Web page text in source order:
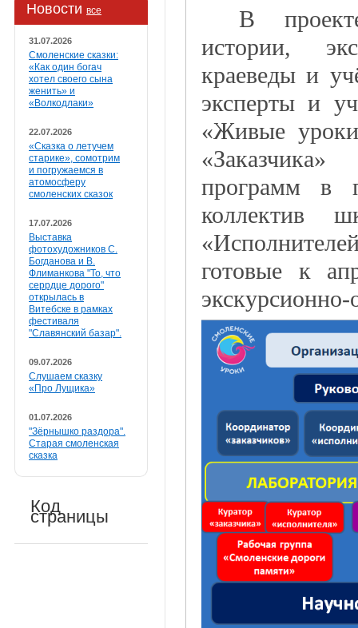
Новости все
31.07.2026
Смоленские сказки:
«Как один богач
хотел своего сына
женить» и
«Волкодлаки»
22.07.2026
«Сказка о летучем
старике», сомотрим
и погружаемся в
атомосферу
смоленских сказок
17.07.2026
Выставка
фотохудожников С.
Богданова и В.
Флиманкова "То, что
серрдце дорого"
открылась в
Витебске в рамках
фестиваля
"Славянский базар".
09.07.2026
Слушаем сказку
«Про Лущика»
01.07.2026
"Зёрнышко раздора".
Старая смоленская
сказка
Код
страницы
В
истории,
краеведы и
эксперты и
«Живые
программ в
готовые к